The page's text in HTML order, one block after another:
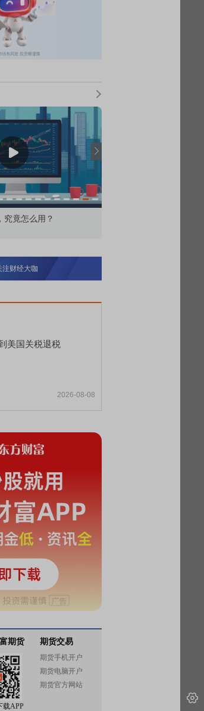
究竟怎么用？
注财经大咖
美国关税退税
2026-08-08
期货
载APP
期货交易
期货手机开户
期货电脑开户
期货官方网站